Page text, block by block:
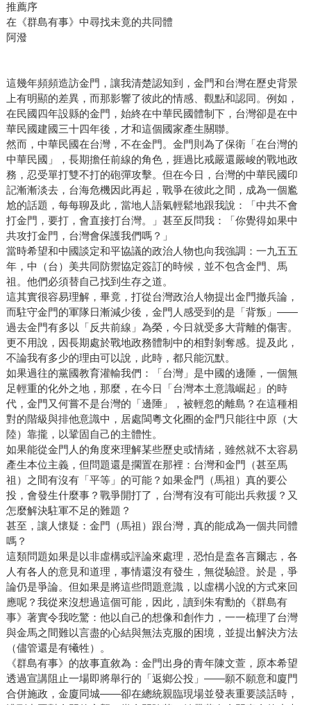
推薦序
在《群島有事》中尋找未竟的共同體
阿潑
這幾年頻頻造訪金門，讓我清楚認知到，金門和台灣在歷史背景
上有明顯的差異，而那影響了彼此的情感、觀點和認同。例如，
在民國四年設縣的金門，始終在中華民國體制下，台灣卻是在中
華民國建國三十四年後，才和這個國家產生關聯。
然而，中華民國在台灣，不在金門。金門則為了保衛「在台灣的
中華民國」，長期擔任前線的角色，捱過比戒嚴還嚴峻的戰地政
務，忍受單打雙不打的砲彈攻擊。但在今日，台灣的中華民國印
記漸漸淡去，台海危機因此再起，戰爭在彼此之間，成為一個尷
尬的話題，每每聊及此，當地人語氣輕鬆地跟我說：「中共不會
打金門，要打，會直接打台灣。」甚至反問我：「你覺得如果中
共攻打金門，台灣會保護我們嗎？」
當時希望和中國談定和平協議的政治人物也向我強調：一九五五
年，中（台）美共同防禦協定簽訂的時候，並不包含金門、馬
祖。他們必須替自己找到生存之道。
這其實很容易理解，畢竟，打從台灣政治人物提出金門撤兵論，
而駐守金門的軍隊日漸減少後，金門人感受到的是「背叛」——
過去金門有多以「反共前線」為榮，今日就受多大背離的傷害。
更不用說，因長期處於戰地政務體制中的相對剝奪感。提及此，
不論我有多少的理由可以說，此時，都只能沉默。
如果過往的黨國教育灌輸我們：「台灣」是中國的邊陲，一個無
足輕重的化外之地，那麼，在今日「台灣本土意識崛起」的時
代，金門又何嘗不是台灣的「邊陲」，被輕忽的離島？在這種相
對的階級與排他意識中，居處閩粵文化圈的金門只能往中原（大
陸）靠攏，以鞏固自己的主體性。
如果能從金門人的角度來理解某些歷史或情緒，雖然就不太容易
產生本位主義，但問題還是擱置在那裡：台灣和金門（甚至馬
祖）之間有沒有「平等」的可能？如果金門（馬祖）真的要公
投，會發生什麼事？戰爭開打了，台灣有沒有可能出兵救援？又
怎麼解決駐軍不足的難題？
甚至，讓人懷疑：金門（馬祖）跟台灣，真的能成為一個共同體
嗎？
這類問題如果是以非虛構或評論來處理，恐怕是盍各言爾志，各
人有各人的意見和道理，事情還沒有發生，無從驗證。於是，爭
論仍是爭論。但如果是將這些問題意識，以虛構小說的方式來回
應呢？我從來沒想過這個可能，因此，讀到朱宥勳的《群島有
事》著實令我吃驚：他以自己的想像和創作力，一一梳理了台灣
與金馬之間難以言盡的心結與無法克服的困境，並提出解決方法
（儘管還是有犧牲）。
《群島有事》的故事直敘為：金門出身的青年陳文萱，原本希望
透過宣講阻止一場即將舉行的「返鄉公投」——願不願意和廈門
合併施政，金廈同城——卻在總統親臨現場並發表重要談話時，